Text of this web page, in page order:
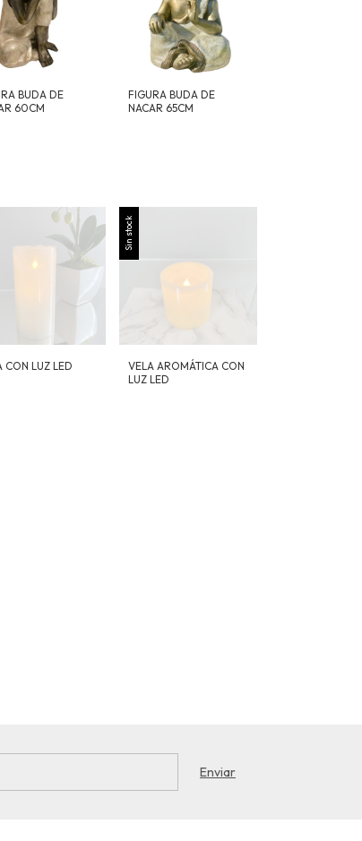
BUDA DE
60CM
FIGURA BUDA DE
NACAR 65CM
CON LUZ LED
Sin stock
VELA AROMÁTICA CON
LUZ LED